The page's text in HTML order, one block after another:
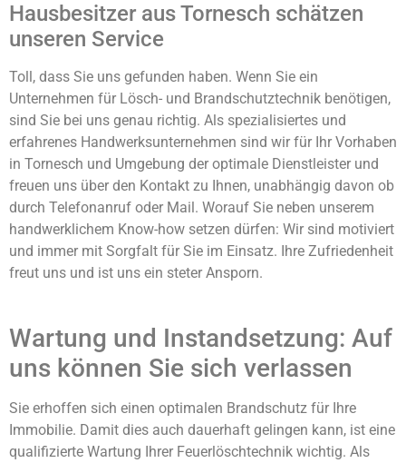
Hausbesitzer aus Tornesch schätzen
unseren Service
Toll, dass Sie uns gefunden haben. Wenn Sie ein
Unternehmen für Lösch- und Brandschutztechnik benötigen,
sind Sie bei uns genau richtig. Als spezialisiertes und
erfahrenes Handwerksunternehmen sind wir für Ihr Vorhaben
in Tornesch und Umgebung der optimale Dienstleister und
freuen uns über den Kontakt zu Ihnen, unabhängig davon ob
durch Telefonanruf oder Mail. Worauf Sie neben unserem
handwerklichem Know-how setzen dürfen: Wir sind motiviert
und immer mit Sorgfalt für Sie im Einsatz. Ihre Zufriedenheit
freut uns und ist uns ein steter Ansporn.
Wartung und Instandsetzung: Auf
uns können Sie sich verlassen
Sie erhoffen sich einen optimalen Brandschutz für Ihre
Immobilie. Damit dies auch dauerhaft gelingen kann, ist eine
qualifizierte Wartung Ihrer Feuerlöschtechnik wichtig. Als